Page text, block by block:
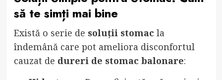
să te simți mai bine
Există o serie de soluții stomac la
îndemână care pot ameliora disconfortul
cauzat de dureri de stomac balonare: